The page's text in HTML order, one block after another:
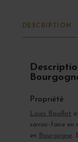
DESCRIPTION
Propriété
Louis Bouillot
savoir-faire en
en Bourgogne.